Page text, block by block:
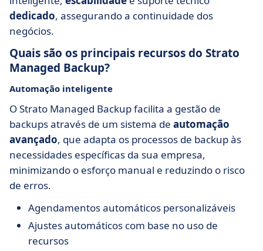
dedicado, assegurando a continuidade dos
negócios.
Quais são os principais recursos do Strato
Managed Backup?
Automação inteligente
O Strato Managed Backup facilita a gestão de
backups através de um sistema de automação
avançado, que adapta os processos de backup às
necessidades específicas da sua empresa,
minimizando o esforço manual e reduzindo o risco
de erros.
Agendamentos automáticos personalizáveis
Ajustes automáticos com base no uso de
recursos